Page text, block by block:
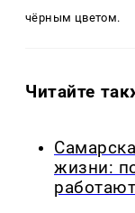
чёрным цветом.
Читайте
жизни: